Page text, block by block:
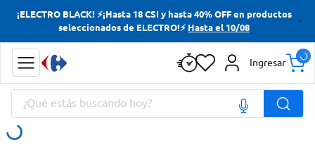
¡ELECTRO BLACK! ⚡¡Hasta 18 CSI y hasta 40% OFF en productos
seleccionados de ELECTRO!⚡ Hasta el 10/08
Ingresar
¿Qué estás buscando hoy?
Términos más buscados
Términos más buscados
Yerba
Cerveza
Doves